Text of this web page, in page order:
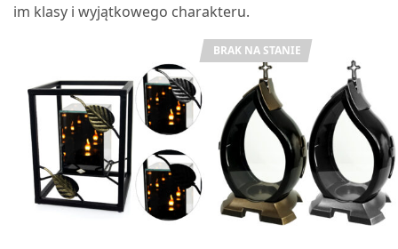
im klasy i wyjątkowego charakteru.
BRAK NA STANIE